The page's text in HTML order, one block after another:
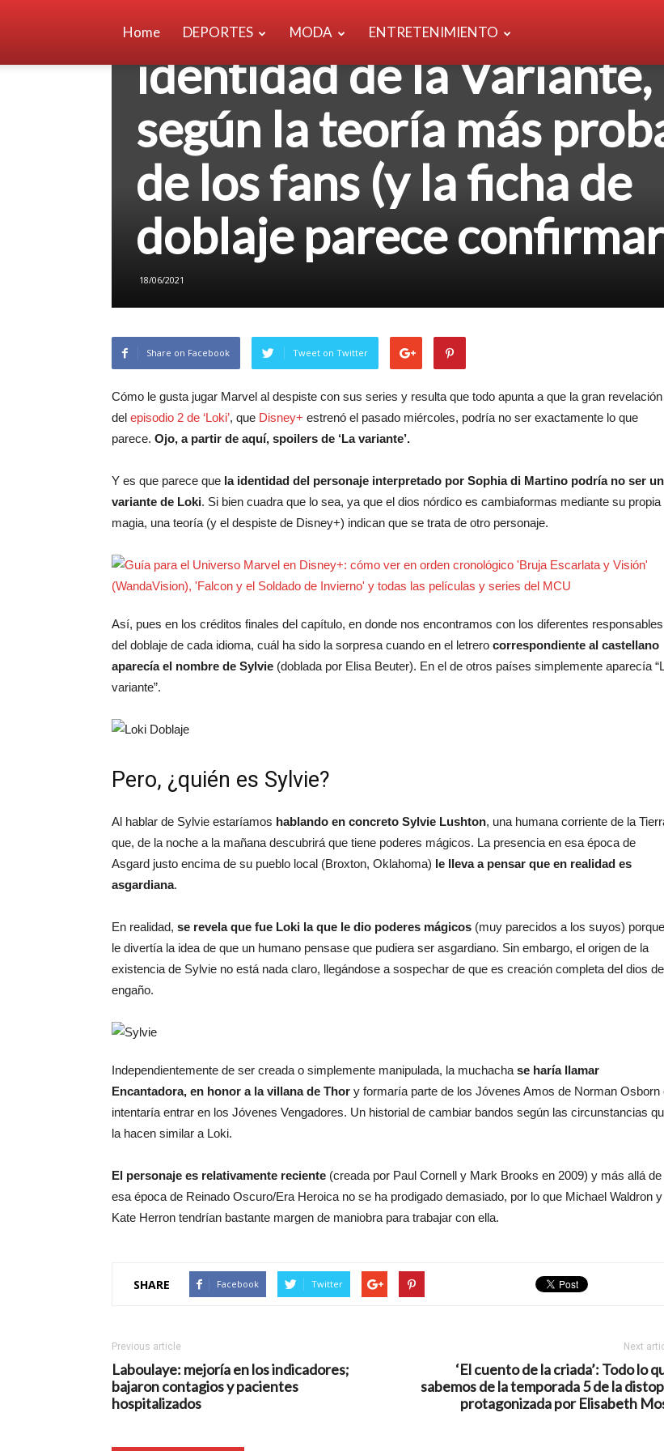
Home DEPORTES MODA ENTRETENIMIENTO
‘Loki’: esta es la
identidad de la Variante,
según la teoría más
de los fans (y la ficha de
doblaje parece
18/06/2021
Share on Facebook Tweet on Twitter
Cómo le gusta jugar Marvel al despiste con sus series y resulta que todo apunta a que la gran revelación
del episodio 2 de ‘Loki’, que Disney+ estrenó el pasado miércoles, podría no ser exactamente lo que
parece. Ojo, a partir de aquí, spoilers de ‘La variante’.
Y es que parece que la identidad del personaje interpretado por Sophia di Martino podría no ser
variante de Loki. Si bien cuadra que lo sea, ya que el dios nórdico es cambiaformas mediante su propia
magia, una teoría (y el despiste de Disney+) indican que se trata de otro personaje.
Así, pues en los créditos finales del capítulo, en donde nos encontramos con los diferentes responsables
del doblaje de cada idioma, cuál ha sido la sorpresa cuando en el letrero correspondiente al castellano
aparecía el nombre de Sylvie (doblada por Elisa Beuter). En el de otros países simplemente aparecía
variante”.
Pero, ¿quién es Sylvie?
Al hablar de Sylvie estaríamos hablando en concreto Sylvie Lushton, una humana corriente de la
que, de la noche a la mañana descubrirá que tiene poderes mágicos. La presencia en esa época de
Asgard justo encima de su pueblo local (Broxton, Oklahoma) le lleva a pensar que en realidad es
asgardiana.
En realidad, se revela que fue Loki la que le dio poderes mágicos (muy parecidos a los suyos) porque
le divertía la idea de que un humano pensase que pudiera ser asgardiano. Sin embargo, el origen de la
existencia de Sylvie no está nada claro, llegándose a sospechar de que es creación completa del dios
engaño.
Independientemente de ser creada o simplemente manipulada, la muchacha se haría llamar
Encantadora, en honor a la villana de Thor y formaría parte de los Jóvenes Amos de Norman Osborn
intentaría entrar en los Jóvenes Vengadores. Un historial de cambiar bandos según las circunstancias
la hacen similar a Loki.
El personaje es relativamente reciente (creada por Paul Cornell y Mark Brooks en 2009) y más allá de
esa época de Reinado Oscuro/Era Heroica no se ha prodigado demasiado, por lo que Michael Waldron y
Kate Herron tendrían bastante margen de maniobra para trabajar con ella.
SHARE Facebook Twitter
Previous article
Laboulaye: mejoría en los indicadores;
bajaron contagios y pacientes
hospitalizados
Next
‘El cuento de la criada’: Todo lo
sabemos de la temporada 5 de la
protagonizada por Elisabeth